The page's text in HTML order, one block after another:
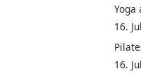
Yoga
16.
16.